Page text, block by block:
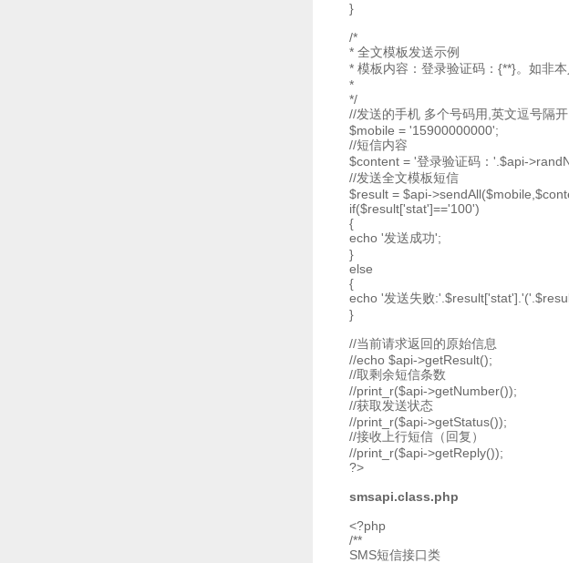
}
/*
* 全文模板发送示例
* 模板内容：登录验证码：{**}。如非
*
*/
//发送的手机 多个号码用,英文逗号隔开
$mobile = '15900000000';
//短信内容
$content = '登录验证码：'.$api-
//发送全文模板短信
$result = $api-
if($result['stat']=='100')
{
echo '发送成功';
}
else
{
echo '发送失败
}
//当前请求返回的原始信息
//echo $api->getResult();
//取剩余短信条数
//print_r($api->getNumber());
//获取发送状态
//print_r($api->getStatus());
//接收上行短信（回复）
//print_r($api->getReply());
?>
smsapi.class.php
<?php
/**
SMS短信接口类